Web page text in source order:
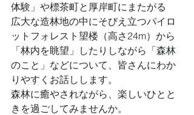
体験」や標茶町と厚岸町にまたがる
広大な造林地の中にそびえ立つパイロ
ットフォレスト望楼（高さ24m）から
「林内を眺望」したりしながら「森林
のこと」などについて、皆さんにわか
りやすくお話しします。
森林に癒やされながら、楽しいひとと
きを過ごしてみませんか。